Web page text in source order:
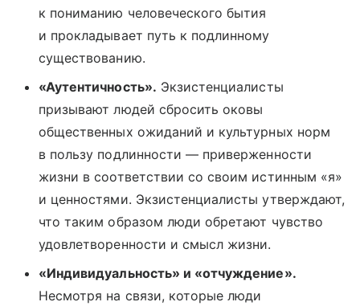
к пониманию человеческого бытия
и прокладывает путь к подлинному
существованию.
«Аутентичность». Экзистенциалисты
призывают людей сбросить оковы
общественных ожиданий и культурных норм
в пользу подлинности — приверженности
жизни в соответствии со своим истинным «я»
и ценностями. Экзистенциалисты утверждают,
что таким образом люди обретают чувство
удовлетворенности и смысл жизни.
«Индивидуальность» и «отчуждение».
Несмотря на связи, которые люди